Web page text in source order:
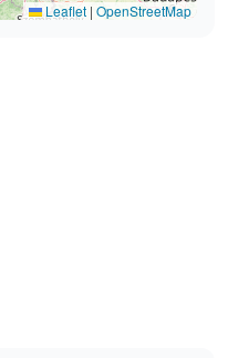
Leaflet | OpenStreetMap